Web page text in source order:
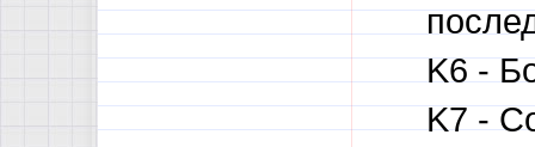
K6 -
K7 -